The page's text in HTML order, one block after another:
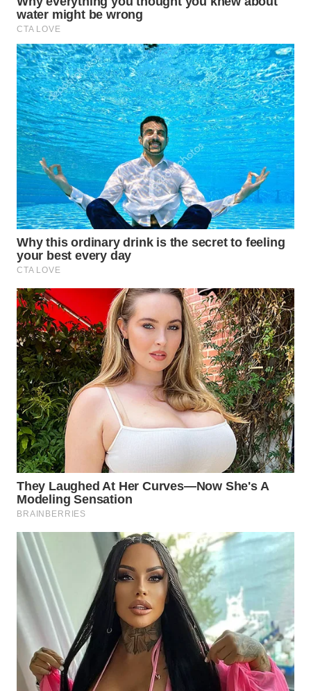
TIMUR
WN
SEMARANG
WN
SOLO
WN
BOROBUDUR
WN
MADURA
WN
SURABAYA
WN
NATUNA
WN
BINTAN
WN
MANDALIKA
WN
LIKUPANG
WN
WN
BORNEO
Media
Group
WAHANA
NEWS